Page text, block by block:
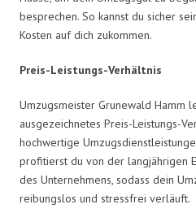
besprechen. So kannst du sicher
Kosten auf dich zukommen.
Preis-Leistungs-Verhältnis
Umzugsmeister Grunewald Hamm
ausgezeichnetes Preis-Leistungs-
hochwertige
profitierst du von der langjährigen
des Unternehmens, sodass dein
reibungslos und stressfrei verläuft.